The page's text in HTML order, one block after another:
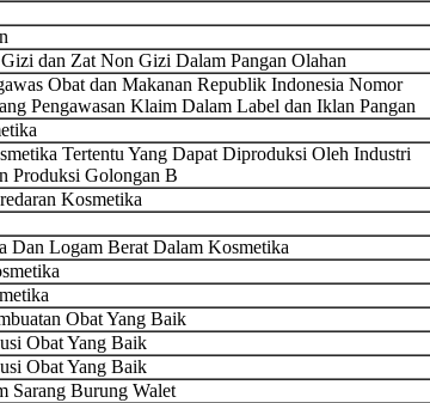
dan Zat Non Gizi Dalam Pangan Olahan
Obat dan Makanan Republik Indonesia Nomor
Pengawasan Klaim Dalam Label dan Iklan Pangan
Tertentu Yang Dapat Diproduksi Oleh Industri
Produksi Golongan B
Kosmetika
Dan Logam Berat Dalam Kosmetika
Obat Yang Baik
Obat Yang Baik
Obat Yang Baik
Sarang Burung Walet